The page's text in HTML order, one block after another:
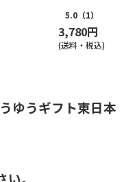
5.0 （1）
3,780円
(送料・税込)
ゆうギフト東日本
。